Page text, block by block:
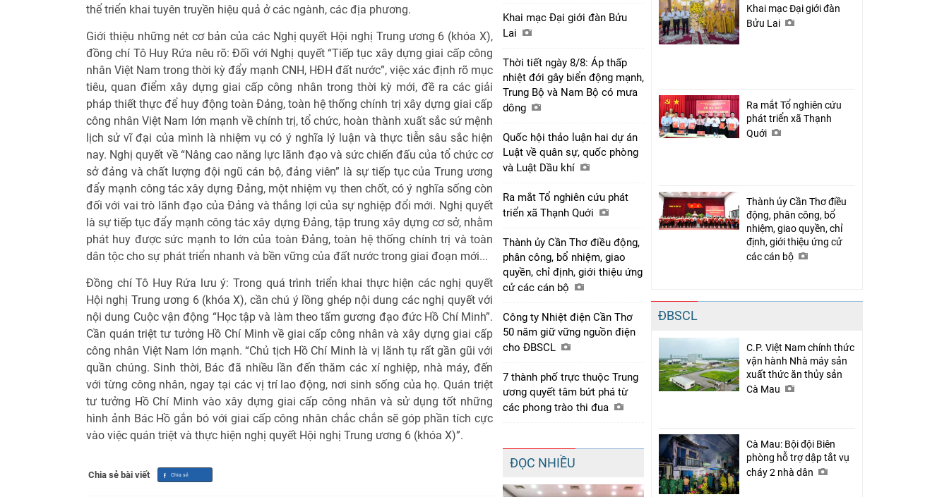
thể triển khai tuyên truyền hiệu quả ở các ngành, các địa phương.
Giới thiệu những nét cơ bản của các Nghị quyết Hội nghị Trung ương 6 (khóa X),
đồng chí Tô Huy Rứa nêu rõ: Đối với Nghị quyết “Tiếp tục xây dựng giai cấp công
nhân Việt Nam trong thời kỳ đẩy mạnh CNH, HĐH đất nước”, việc xác định rõ mục
tiêu, quan điểm xây dựng giai cấp công nhân trong thời kỳ mới, đề ra các giải
pháp thiết thực để huy động toàn Đảng, toàn hệ thống chính trị xây dựng giai cấp
công nhân Việt Nam lớn mạnh về chính trị, tổ chức, hoàn thành xuất sắc sứ mệnh
lịch sử vĩ đại của mình là nhiệm vụ có ý nghĩa lý luận và thực tiễn sâu sắc hiện
nay. Nghị quyết về “Nâng cao năng lực lãnh đạo và sức chiến đấu của tổ chức cơ
sở đảng và chất lượng đội ngũ cán bộ, đảng viên” là sự tiếp tục của Trung ương
đẩy mạnh công tác xây dựng Đảng, một nhiệm vụ then chốt, có ý nghĩa sống còn
đối với vai trò lãnh đạo của Đảng và thắng lợi của sự nghiệp đổi mới. Nghị quyết
là sự tiếp tục đẩy mạnh công tác xây dựng Đảng, tập trung xây dựng cơ sở, nhằm
phát huy được sức mạnh to lớn của toàn Đảng, toàn hệ thống chính trị và toàn
dân tộc cho sự phát triển nhanh và bền vững của đất nước trong giai đoạn mới...
Đồng chí Tô Huy Rứa lưu ý: Trong quá trình triển khai thực hiện các nghị quyết
Hội nghị Trung ương 6 (khóa X), cần chú ý lồng ghép nội dung các nghị quyết với
nội dung Cuộc vận động “Học tập và làm theo tấm gương đạo đức Hồ Chí Minh”.
Cần quán triệt tư tưởng Hồ Chí Minh về giai cấp công nhân và xây dựng giai cấp
công nhân Việt Nam lớn mạnh. “Chủ tịch Hồ Chí Minh là vị lãnh tụ rất gần gũi với
quần chúng. Sinh thời, Bác đã nhiều lần đến thăm các xí nghiệp, nhà máy, đến
với từng công nhân, ngay tại các vị trí lao động, nơi sinh sống của họ. Quán triệt
tư tưởng Hồ Chí Minh vào xây dựng giai cấp công nhân và sử dụng tốt những
hình ảnh Bác Hồ gắn bó với giai cấp công nhân chắc chắn sẽ góp phần tích cực
vào việc quán triệt và thực hiện nghị quyết Hội nghị Trung ương 6 (khóa X)”.
Chia sẻ bài viết
Khai mạc Đại giới đàn Bửu
Lai
Thời tiết ngày 8/8: Áp thấp
nhiệt đới gây biển động mạnh,
Trung Bộ và Nam Bộ có mưa
dông
Quốc hội thảo luận hai dự án
Luật về quân sự, quốc phòng
và Luật Dầu khí
Ra mắt Tổ nghiên cứu phát
triển xã Thạnh Quới
Thành ủy Cần Thơ điều động,
phân công, bổ nhiệm, giao
quyền, chỉ định, giới thiệu ứng
cử các cán bộ
Công ty Nhiệt điện Cần Thơ
50 năm giữ vững nguồn điện
cho ĐBSCL
7 thành phố trực thuộc Trung
ương quyết tâm bứt phá từ
các phong trào thi đua
ĐỌC NHIỀU
Khai mạc Đại giới đàn
Bửu Lai
Ra mắt Tổ nghiên cứu
phát triển xã Thạnh
Quới
Thành ủy Cần Thơ điều
động, phân công, bổ
nhiệm, giao quyền, chỉ
định, giới thiệu ứng cử
các cán bộ
ĐBSCL
C.P. Việt Nam chính thức
vận hành Nhà máy sản
xuất thức ăn thủy sản
Cà Mau
Cà Mau: Bội đội Biên
phòng hỗ trợ dập tắt vụ
cháy 2 nhà dân